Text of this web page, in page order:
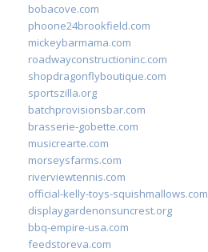
bobacove.com
phoone24brookfield.com
mickeybarmama.com
roadwayconstructioninc.com
shopdragonflyboutique.com
sportszilla.org
batchprovisionsbar.com
brasserie-gobette.com
musicrearte.com
morseysfarms.com
riverviewtennis.com
official-kelly-toys-squishmallows.com
displaygardenonsuncrest.org
bbq-empire-usa.com
feedstoreva.com